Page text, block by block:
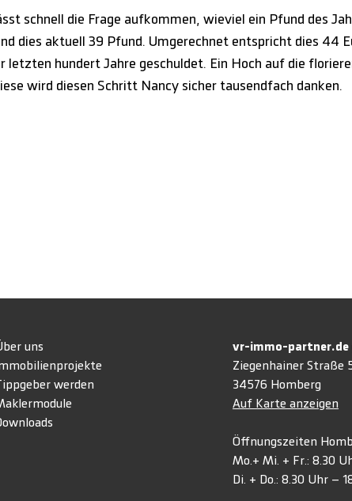
schnell die Frage aufkommen, wieviel ein Pfund des
dies aktuell 39 Pfund. Umgerechnet entspricht dies 44
letzten hundert Jahre geschuldet. Ein Hoch auf die
wird diesen Schritt Nancy sicher tausendfach danken.
uns
werden
vr-immo-partner.de
Ziegenhainer Straße
34576 Homberg
Auf Karte anzeigen
Öffnungszeiten
Mo.+ Mi. + Fr.: 8.30
Di. + Do.: 8.30 Uhr –